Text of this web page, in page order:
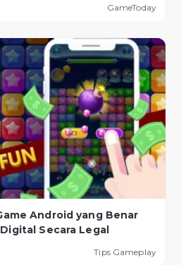
GameToday
Android yang Benar
Secara Legal
Tips Gameplay